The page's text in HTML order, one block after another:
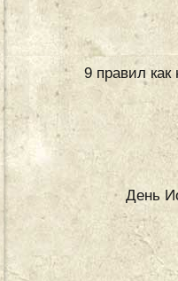
9 правил
День